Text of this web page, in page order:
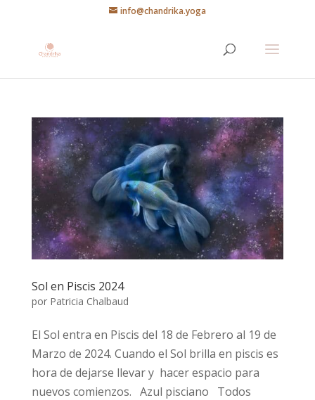
info@chandrika.yoga
Sol en Piscis 2024
por Patricia Chalbaud
El Sol entra en Piscis del 18 de Febrero al 19 de
Marzo de 2024. Cuando el Sol brilla en piscis es
hora de dejarse llevar y hacer espacio para
nuevos comienzos. Azul pisciano Todos